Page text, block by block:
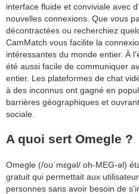
interface fluide et conviviale avec
nouvelles connexions. Que vous
décontractées ou recherchiez
CamMatch vous facilite la
intéressantes du monde entier. À
été aussi facile de communiquer
entier. Les plateformes de chat
à des inconnus ont gagné en
barrières géographiques et
sociale.
A quoi sert Omegle ?
Omegle (/oʊˈmɛɡəl/ oh-MEG-əl)
gratuit qui permettait aux
personnes sans avoir besoin de